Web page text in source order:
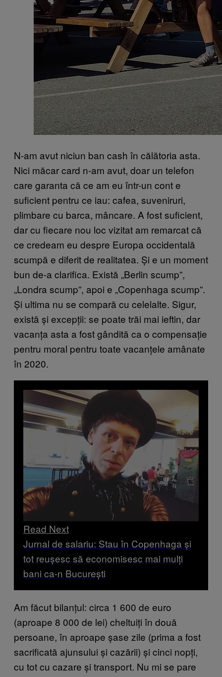
N-am avut niciun ban cash în călătoria asta.
Nici măcar card n-am avut, doar un telefon
care garanta că ce am eu într-un cont e
suficient pentru ce iau: cafea, suveniruri,
plimbare cu barca, mâncare. A fost suficient,
dar cu fiecare nou loc vizitat am remarcat că
ce credeam eu despre Europa occidentală
scumpă e diferit de realitatea. Și e un moment
bun de-a clarifica. Există „Berlin scump”,
„Londra scump”, apoi e „Copenhaga scump”.
Și ultima nu se compară cu celelalte. Sigur,
există și excepții: se poate trăi mai ieftin, dar
vacanța asta a fost gândită ca o compensație
pentru moral pentru toate vacanțele amânate
în 2020.
Read Next
Jurnal de salariu: Stau în Copenhaga și
tot reușesc să economisesc mai mulți
bani ca-n București
Am făcut bilanțul: circa 1 600 de euro
(aproape 8 000 de lei) cheltuiți în două
persoane, în aproape șase zile (prima a fost
sacrificată ajunsului și cazării) și cinci nopți,
cu tot cu cazare și transport. Nu mi se pare